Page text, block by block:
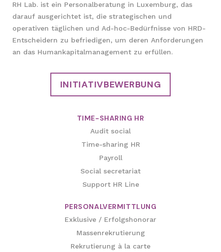
RH Lab. ist ein Personalberatung in Luxemburg, das
darauf ausgerichtet ist, die strategischen und
operativen täglichen und Ad-hoc-Bedürfnisse von HRD-
Entscheidern zu befriedigen, um deren Anforderungen
an das Humankapitalmanagement zu erfüllen.
INITIATIVBEWERBUNG
TIME-SHARING HR
Audit social
Time-sharing HR
Payroll
Social secretariat
Support HR Line
PERSONALVERMITTLUNG
Exklusive / Erfolgshonorar
Massenrekrutierung
Rekrutierung à la carte